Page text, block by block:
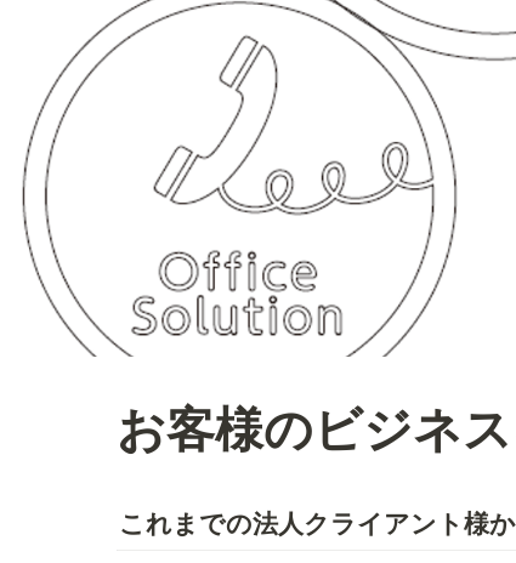
お客様のビジネ
これまでの法人クライアント様